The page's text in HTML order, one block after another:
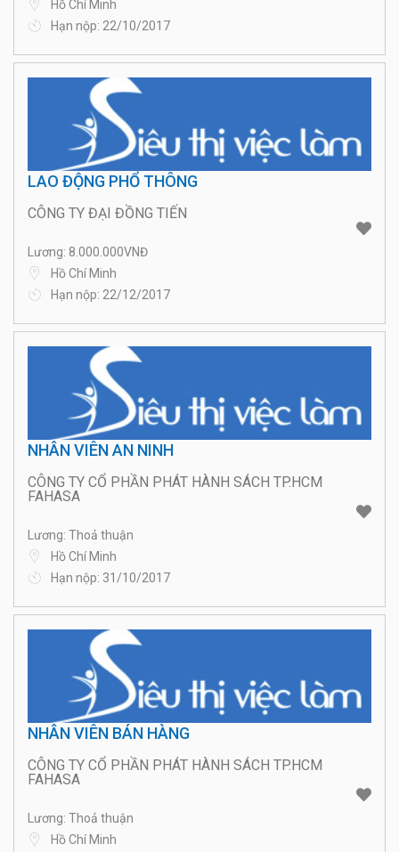
Hồ Chí Minh
Hạn nộp: 22/10/2017
LAO ĐỘNG PHỔ THÔNG
CÔNG TY ĐẠI ĐỒNG TIẾN
Lương: 8.000.000VNĐ
Hồ Chí Minh
Hạn nộp: 22/12/2017
NHÂN VIÊN AN NINH
CÔNG TY CỔ PHẦN PHÁT HÀNH SÁCH TP.HCM
FAHASA
Lương: Thoả thuận
Hồ Chí Minh
Hạn nộp: 31/10/2017
NHÂN VIÊN BÁN HÀNG
CÔNG TY CỔ PHẦN PHÁT HÀNH SÁCH TP.HCM
FAHASA
Lương: Thoả thuận
Hồ Chí Minh